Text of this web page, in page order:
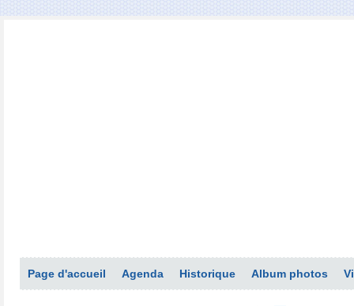
Page d'accueil Agenda Historique Album photos